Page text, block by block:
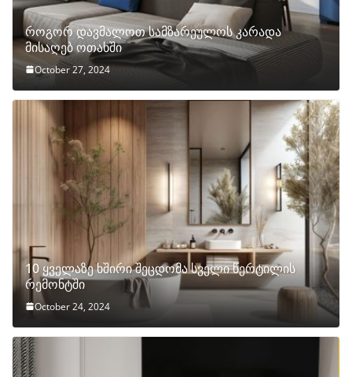
როგორ დავმალოთ სამზარეულოს კარადა
მისაღებ ოთახში
October 27, 2024
10 ყველაზე ხშირი შეცდომა სველი წერტილის
რემონტში
October 24, 2024